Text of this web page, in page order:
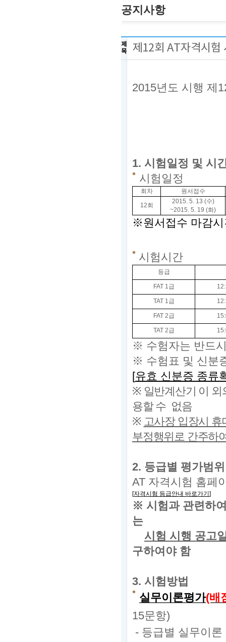
공지사항
제
목
제12회 AT자격시험
2015년도 시행 제
1. 시험일정 및 시
시험일정
회차
원서접수
12회
2015. 5. 13 (수)
~2015. 5. 19 (화)
※원서접수 마감시
시험시간
등급
FAT 1급
TAT 1급
FAT 2급
TAT 2급
※ 수험자는 반드
※ 수험표 및 신분
[유효 신분증 종류
※ 일반계산기 이
용할 수 없음
※ 고사장 입장시
부정행위로 간주하
2. 등급별 평가범위
AT 자격시험 홈페
[자격시험 등급안내 바로가기 ]
※ 시험과 관련하
는
시험 시행 공고
구하여야 함
3. 시험방법
실무이론평가(배
15문항)
- 등급별 실무이